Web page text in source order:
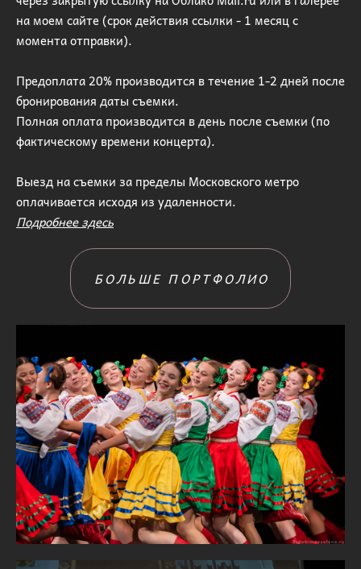
на моем сайте (срок действия ссылки - 1 месяц с
момента отправки).
Предоплата 20% производится в течение 1-2 дней после
бронирования даты съемки.
Полная оплата производится в день после съемки (по
фактическому времени концерта).
Выезд на съемки за пределы Московского метро
оплачивается исходя из удаленности.
Подробнее здесь
БОЛЬШЕ ПОРТФОЛИО